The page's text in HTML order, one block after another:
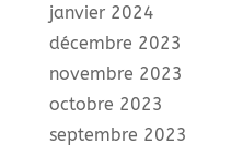
janvier 2024
décembre 2023
novembre 2023
octobre 2023
septembre 2023